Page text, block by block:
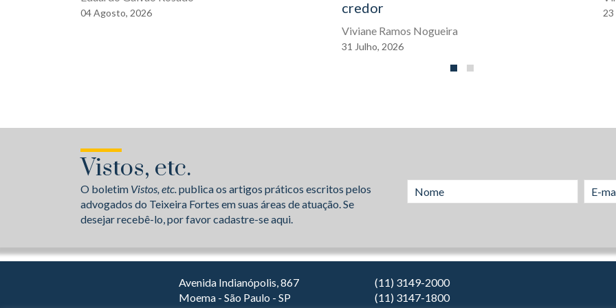
04Agosto, 2026
credor
Viviane Ramos Nogueira
31 Julho, 2026
23
Vistos, etc.
O boletim Vistos, etc.publica os artigos práticos escritos pelos
advogados do Teixeira Fortes em suas áreas de atuação. Se
desejar recebê-lo, por favor cadastre-se aqui.
Avenida Indianópolis, 867
Moema - São Paulo - SP
(11) 3149-2000
(11) 3147-1800